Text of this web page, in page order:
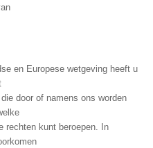
en Europese wetgeving heeft u
door of namens ons worden
rechten kunt beroepen. In